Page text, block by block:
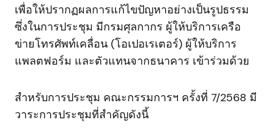
เพื่อให้ปรากฏผลการแก้ไขปัญหาอย่างเป็นรูปธรรม
ซึ่งในการประชุม มีกรมศุลกากร ผู้ให้บริการเครือ
ข่ายโทรศัพท์เคลื่อน (โอเปอเรเตอร์) ผู้ให้บริการ
แพลตฟอร์ม และตัวแทนจากธนาคาร เข้าร่วมด้วย
สำหรับการประชุม คณะกรรมการฯ ครั้งที่ 7/2568 มี
วาระการประชุมที่สำคัญดังนี้